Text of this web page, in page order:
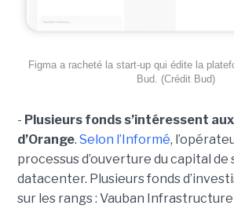
Figma a racheté la start-up qui édite la
Bud. (Crédit Bud)
- Plusieurs fonds s’intéressent
d’Orange. Selon l’Informé,
processus d’ouverture du capital
datacenter. Plusieurs fonds
sur les rangs : Vauban